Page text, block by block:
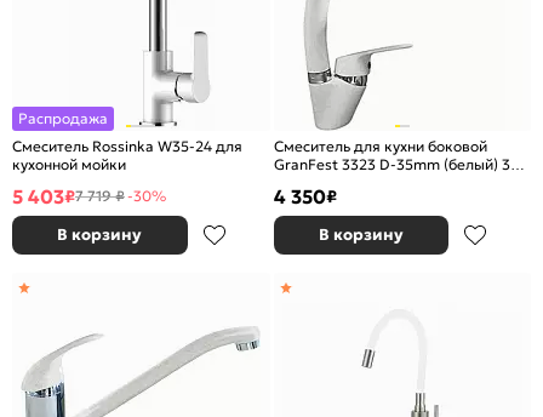
Распродажа
Смеситель Rossinka W35-24 для
кухонной мойки
5 403₽7 719 ₽-30%
В корзину
Смеситель для кухни боковой
GranFest 3323 D-35mm (белый) 331
4 350₽
В корзину